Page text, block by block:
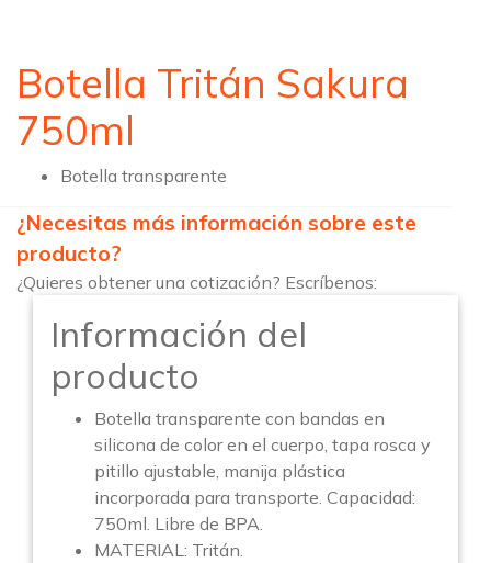
Botella Tritán Sakura
750ml
Botella transparente
¿Necesitas más información sobre este
producto?
¿Quieres obtener una cotización? Escríbenos:
Información del
producto
Botella transparente con bandas en
silicona de color en el cuerpo, tapa rosca y
pitillo ajustable, manija plástica
incorporada para transporte. Capacidad:
750ml. Libre de BPA.
MATERIAL: Tritán.